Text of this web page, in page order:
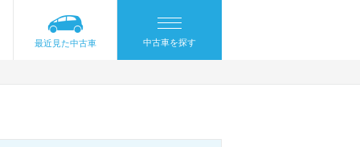
最近見た中古車 中古車を探す